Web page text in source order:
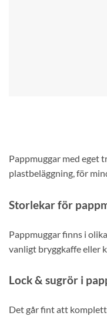
Pappmuggar med eget
plastbeläggning, för
Storlekar för
Pappmuggar finns i
vanligt bryggkaffe eller
Lock & sugrör i
Det går fint att